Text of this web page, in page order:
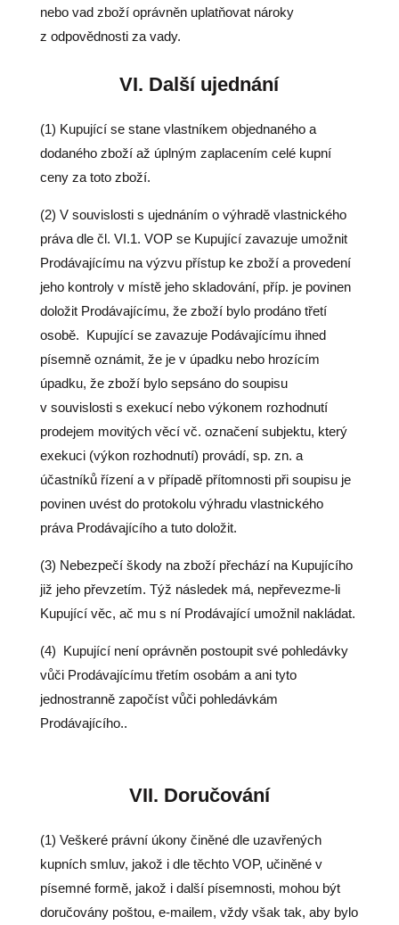
nebo vad zboží oprávněn uplatňovat nároky
z odpovědnosti za vady.
VI. Další ujednání
(1) Kupující se stane vlastníkem objednaného a
dodaného zboží až úplným zaplacením celé kupní
ceny za toto zboží.
(2) V souvislosti s ujednáním o výhradě vlastnického
práva dle čl. VI.1. VOP se Kupující zavazuje umožnit
Prodávajícímu na výzvu přístup ke zboží a provedení
jeho kontroly v místě jeho skladování, příp. je povinen
doložit Prodávajícímu, že zboží bylo prodáno třetí
osobě. Kupující se zavazuje Podávajícímu ihned
písemně oznámit, že je v úpadku nebo hrozícím
úpadku, že zboží bylo sepsáno do soupisu
v souvislosti s exekucí nebo výkonem rozhodnutí
prodejem movitých věcí vč. označení subjektu, který
exekuci (výkon rozhodnutí) provádí, sp. zn. a
účastníků řízení a v případě přítomnosti při soupisu je
povinen uvést do protokolu výhradu vlastnického
práva Prodávajícího a tuto doložit.
(3) Nebezpečí škody na zboží přechází na Kupujícího
již jeho převzetím. Týž následek má, nepřevezme-li
Kupující věc, ač mu s ní Prodávající umožnil nakládat.
(4) Kupující není oprávněn postoupit své pohledávky
vůči Prodávajícímu třetím osobám a ani tyto
jednostranně započíst vůči pohledávkám
Prodávajícího..
VII. Doručování
(1) Veškeré právní úkony činěné dle uzavřených
kupních smluv, jakož i dle těchto VOP, učiněné v
písemné formě, jakož i další písemnosti, mohou být
doručovány poštou, e-mailem, vždy však tak, aby bylo